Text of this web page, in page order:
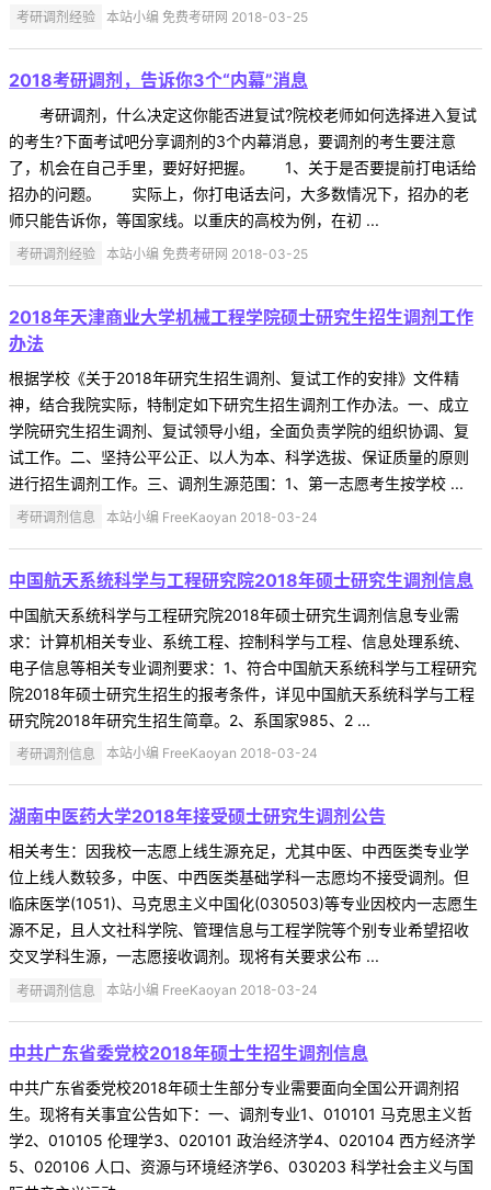
考研调剂经验 本站小编 免费考研网 2018-03-25
2018考研调剂，告诉你3个“内幕”消息
考研调剂，什么决定这你能否进复试?院校老师如何选择进入复试
的考生?下面考试吧分享调剂的3个内幕消息，要调剂的考生要注意
了，机会在自己手里，要好好把握。 1、关于是否要提前打电话给
招办的问题。 实际上，你打电话去问，大多数情况下，招办的老
师只能告诉你，等国家线。以重庆的高校为例，在初 ...
考研调剂经验 本站小编 免费考研网 2018-03-25
2018年天津商业大学机械工程学院硕士研究生招生调剂工作
办法
根据学校《关于2018年研究生招生调剂、复试工作的安排》文件精
神，结合我院实际，特制定如下研究生招生调剂工作办法。一、成立
学院研究生招生调剂、复试领导小组，全面负责学院的组织协调、复
试工作。二、坚持公平公正、以人为本、科学选拔、保证质量的原则
进行招生调剂工作。三、调剂生源范围：1、第一志愿考生按学校 ...
考研调剂信息 本站小编 FreeKaoyan 2018-03-24
中国航天系统科学与工程研究院2018年硕士研究生调剂信息
中国航天系统科学与工程研究院2018年硕士研究生调剂信息专业需
求：计算机相关专业、系统工程、控制科学与工程、信息处理系统、
电子信息等相关专业调剂要求：1、符合中国航天系统科学与工程研究
院2018年硕士研究生招生的报考条件，详见中国航天系统科学与工程
研究院2018年研究生招生简章。2、系国家985、2 ...
考研调剂信息 本站小编 FreeKaoyan 2018-03-24
湖南中医药大学2018年接受硕士研究生调剂公告
相关考生：因我校一志愿上线生源充足，尤其中医、中西医类专业学
位上线人数较多，中医、中西医类基础学科一志愿均不接受调剂。但
临床医学(1051)、马克思主义中国化(030503)等专业因校内一志愿生
源不足，且人文社科学院、管理信息与工程学院等个别专业希望招收
交叉学科生源，一志愿接收调剂。现将有关要求公布 ...
考研调剂信息 本站小编 FreeKaoyan 2018-03-24
中共广东省委党校2018年硕士生招生调剂信息
中共广东省委党校2018年硕士生部分专业需要面向全国公开调剂招
生。现将有关事宜公告如下：一、调剂专业1、010101 马克思主义哲
学2、010105 伦理学3、020101 政治经济学4、020104 西方经济学
5、020106 人口、资源与环境经济学6、030203 科学社会主义与国